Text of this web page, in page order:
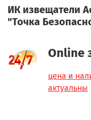
ИК извещатели
"Точка
Online
цена и
актуальны